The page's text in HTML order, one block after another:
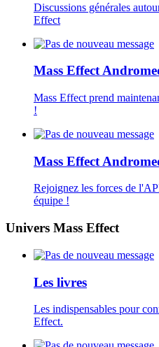
Discussions générales
Effect
Mass Effect
Mass Effect prend
!
Mass Effect
Rejoignez les forces de
équipe !
Univers Mass Effect
Les livres
Les indispensables pour
Effect.